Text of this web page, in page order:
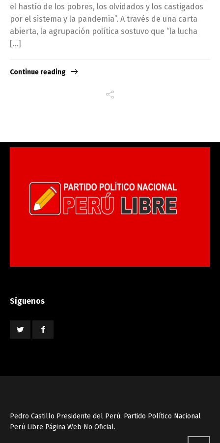
el hastío de los pobres, los olvidados y los castigados
por el sistema y la pandemia”. A través de una carta
abierta, la agrupación política sostuvo que “la lucha
[…]
Continue reading
Síguenos
Pedro Castillo Presidente del Perú. Partido Político Nacional
Perú Libre Página Web No Oficial.